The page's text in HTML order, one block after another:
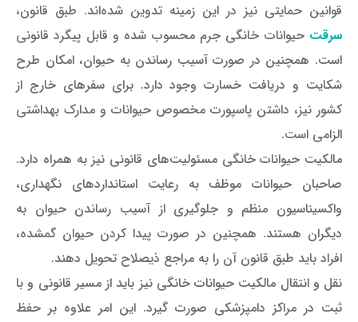
قوانین حمایتی نیز در این زمینه تدوین شده‌اند. طبق قانون،
سرقت حیوانات خانگی جرم محسوب شده و قابل پیگرد قانونی
است. همچنین در صورت آسیب رساندن به حیوان، امکان طرح
شکایت و دریافت خسارت وجود دارد. برای سفرهای خارج از
کشور نیز، داشتن پاسپورت مخصوص حیوانات و مدارک بهداشتی
الزامی است.
مالکیت حیوانات خانگی مسئولیت‌های قانونی نیز به همراه دارد.
صاحبان حیوانات موظف به رعایت استانداردهای نگهداری،
واکسیناسیون منظم و جلوگیری از آسیب رساندن حیوان به
دیگران هستند. همچنین در صورت پیدا کردن حیوان گمشده،
افراد باید طبق قانون آن را به مراجع ذیصلاح تحویل دهند.
نقل و انتقال مالکیت حیوانات خانگی نیز باید از مسیر قانونی و با
ثبت در مراکز دامپزشکی صورت گیرد. این امر علاوه بر حفظ